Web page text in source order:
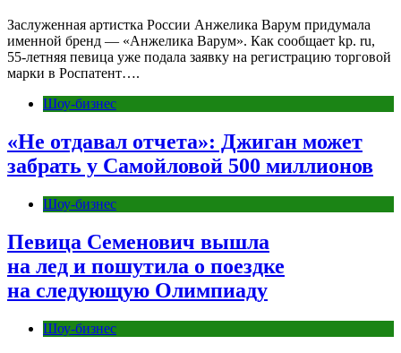
Заслуженная артистка России Анжелика Варум придумала
именной бренд — «Анжелика Варум». Как сообщает kp. ru,
55-летняя певица уже подала заявку на регистрацию торговой
марки в Роспатент….
Шоу-бизнес
«Не отдавал отчета»: Джиган может
забрать у Самойловой 500 миллионов
Шоу-бизнес
Певица Семенович вышла
на лед и пошутила о поездке
на следующую Олимпиаду
Шоу-бизнес